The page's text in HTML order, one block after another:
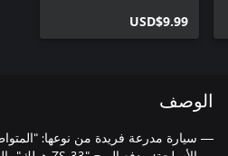
USD$9.99
الوصف